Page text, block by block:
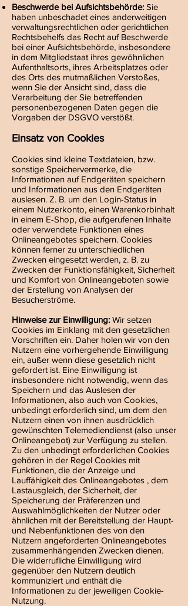
Beschwerde bei Aufsichtsbehörde: Sie
haben unbeschadet eines anderweitigen
verwaltungsrechtlichen oder gerichtlichen
Rechtsbehelfs das Recht auf Beschwerde
bei einer Aufsichtsbehörde, insbesondere
in dem Mitgliedstaat ihres gewöhnlichen
Aufenthaltsorts, ihres Arbeitsplatzes oder
des Orts des mutmaßlichen Verstoßes,
wenn Sie der Ansicht sind, dass die
Verarbeitung der Sie betreffenden
personenbezogenen Daten gegen die
Vorgaben der DSGVO verstößt.
Einsatz von Cookies
Cookies sind kleine Textdateien, bzw.
sonstige Speichervermerke, die
Informationen auf Endgeräten speichern
und Informationen aus den Endgeräten
auslesen. Z. B. um den Login-Status in
einem Nutzerkonto, einen Warenkorbinhalt
in einem E-Shop, die aufgerufenen Inhalte
oder verwendete Funktionen eines
Onlineangebotes speichern. Cookies
können ferner zu unterschiedlichen
Zwecken eingesetzt werden, z. B. zu
Zwecken der Funktionsfähigkeit, Sicherheit
und Komfort von Onlineangeboten sowie
der Erstellung von Analysen der
Besucherströme.
Hinweise zur Einwilligung: Wir setzen
Cookies im Einklang mit den gesetzlichen
Vorschriften ein. Daher holen wir von den
Nutzern eine vorhergehende Einwilligung
ein, außer wenn diese gesetzlich nicht
gefordert ist. Eine Einwilligung ist
insbesondere nicht notwendig, wenn das
Speichern und das Auslesen der
Informationen, also auch von Cookies,
unbedingt erforderlich sind, um dem den
Nutzern einen von ihnen ausdrücklich
gewünschten Telemediendienst (also unser
Onlineangebot) zur Verfügung zu stellen.
Zu den unbedingt erforderlichen Cookies
gehören in der Regel Cookies mit
Funktionen, die der Anzeige und
Lauffähigkeit des Onlineangebotes , dem
Lastausgleich, der Sicherheit, der
Speicherung der Präferenzen und
Auswahlmöglichkeiten der Nutzer oder
ähnlichen mit der Bereitstellung der Haupt-
und Nebenfunktionen des von den
Nutzern angeforderten Onlineangebotes
zusammenhängenden Zwecken dienen.
Die widerrufliche Einwilligung wird
gegenüber den Nutzern deutlich
kommuniziert und enthält die
Informationen zu der jeweiligen Cookie-
Nutzung.